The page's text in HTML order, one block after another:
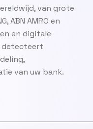
van grote
ABN AMRO en
en digitale
detecteert
van uw bank.